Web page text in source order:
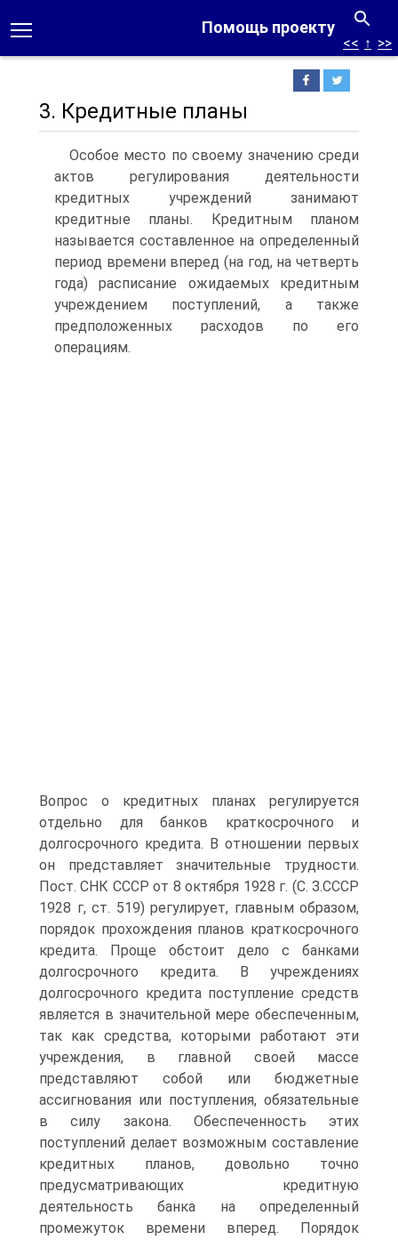
Помощь проекту
<< ↑ >>
3. Кредитные планы
Особое место по своему значению среди
актов регулирования деятельности
кредитных учреждений занимают
кредитные планы. Кредитным планом
называется составленное на определенный
период времени вперед (на год, на четверть
года) расписание ожидаемых кредитным
учреждением поступлений, а также
предположенных расходов по его
операциям.
Вопрос о кредитных планах регулируется
отдельно для банков краткосрочного и
долгосрочного кредита. В отношении первых
он представляет значительные трудности.
Пост. СНК СССР от 8 октября 1928 г. (С. З.СССР
1928 г, ст. 519) регулирует, главным образом,
порядок прохождения планов краткосрочного
кредита. Проще обстоит дело с банками
долгосрочного кредита. В учреждениях
долгосрочного кредита поступление средств
является в значительной мере обеспеченным,
так как средства, которыми работают эти
учреждения, в главной своей массе
представляют собой или бюджетные
ассигнования или поступления, обязательные
в силу закона. Обеспеченность этих
поступлений делает возможным составление
кредитных планов, довольно точно
предусматривающих кредитную
деятельность банка на определенный
промежуток времени вперед. Порядок